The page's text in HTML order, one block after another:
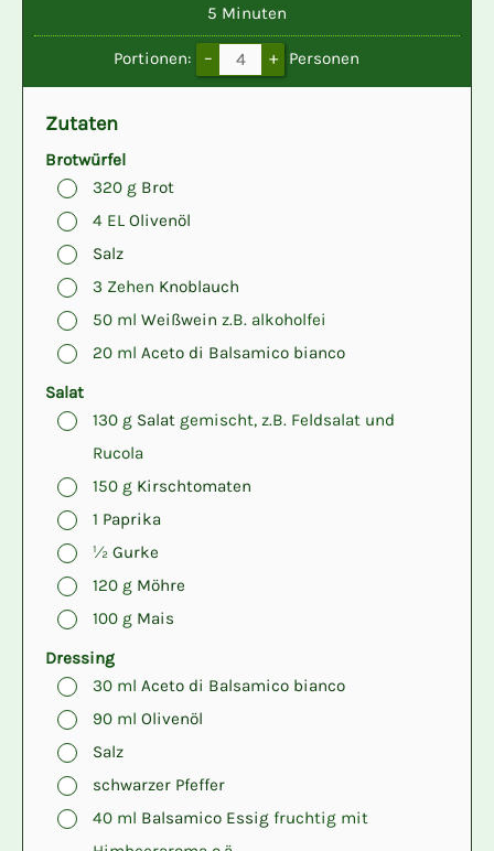
5 Minuten
Minuten
Portionen: – + Personen
Zutaten
Brotwürfel
▢
320 g Brot
▢
4 EL Olivenöl
▢
Salz
▢
3 Zehen Knoblauch
▢
50 ml Weißwein z.B. alkoholfei
▢
20 ml Aceto di Balsamico bianco
Salat
▢
130 g Salat gemischt, z.B. Feldsalat und
Rucola
▢
150 g Kirschtomaten
▢1 Paprika
▢
½ Gurke
▢
120 g Möhre
▢
100 g Mais
Dressing
▢
30 ml Aceto di Balsamico bianco
▢
90 ml Olivenöl
▢
Salz
▢
schwarzer Pfeffer
▢
40 ml Balsamico Essig fruchtig mit